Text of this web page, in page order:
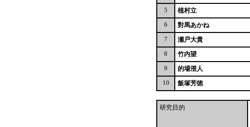
5
植村立
6
對馬あかね
7
瀬戸大貴
8
竹内望
9
的場澄人
10
飯塚芳徳
研究目的